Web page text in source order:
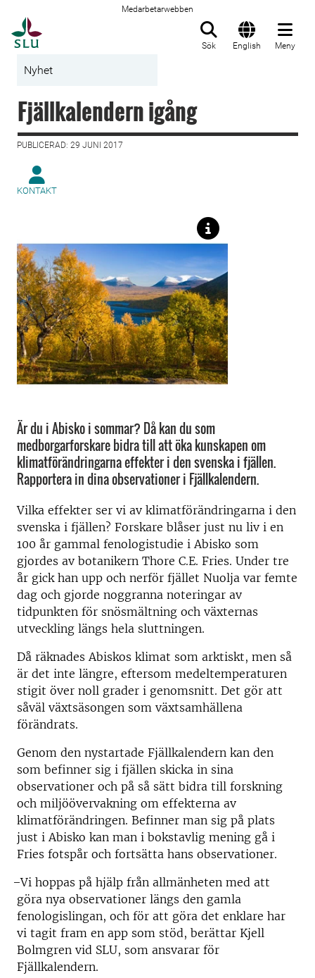
Medarbetarwebben
Sök English Meny
Nyhet
Fjällkalendern igång
PUBLICERAD: 29 JUNI 2017
KONTAKT
Är du i Abisko i sommar? Då kan du som
medborgarforskare bidra till att öka kunskapen om
klimatförändringarna effekter i den svenska i fjällen.
Rapportera in dina observationer i Fjällkalendern.
Vilka effekter ser vi av klimatförändringarna i den
svenska i fjällen? Forskare blåser just nu liv i en
100 år gammal fenologistudie i Abisko som
gjordes av botanikern Thore C.E. Fries. Under tre
år gick han upp och nerför fjället Nuolja var femte
dag och gjorde noggranna noteringar av
tidpunkten för snösmältning och växternas
utveckling längs hela sluttningen.
Då räknades Abiskos klimat som arktiskt, men så
är det inte längre, eftersom medeltemperaturen
stigit över noll grader i genomsnitt. Det gör att
såväl växtsäsongen som växtsamhällena
förändrats.
Genom den nystartade Fjällkalendern kan den
som befinner sig i fjällen skicka in sina
observationer och på så sätt bidra till forskning
och miljöövervakning om effekterna av
klimatförändringen. Befinner man sig på plats
just i Abisko kan man i bokstavlig mening gå i
Fries fotspår och fortsätta hans observationer.
̶ Vi hoppas på hjälp från allmänheten med att
göra nya observationer längs den gamla
fenologislingan, och för att göra det enklare har
vi tagit fram en app som stöd, berättar Kjell
Bolmgren vid SLU, som ansvarar för
Fjällkalendern.